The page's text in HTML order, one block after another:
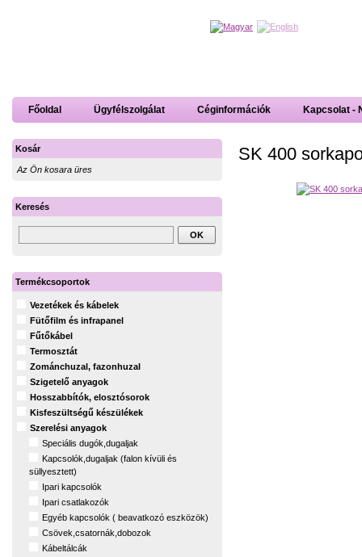
Főoldal Ügyfélszolgálat Céginformációk Kapcsolat -
SK 400
Kosár
Az Ön kosara üres
Keresés
Termékcsoportok
Vezetékek és kábelek
Fütőfilm és infrapanel
Fűtőkábel
Termosztát
Zománchuzal, fazonhuzal
Szigetelő anyagok
Hosszabbítók, elosztósorok
Kisfeszültségű készülékek
Szerelési anyagok
Speciális dugók,dugaljak
Kapcsolók,dugaljak (falon kívüli és
süllyesztett)
Ipari kapcsolók
Ipari csatlakozók
Egyéb kapcsolók ( beavatkozó eszközök)
Csövek,csatornák,dobozok
Kábeltálcák